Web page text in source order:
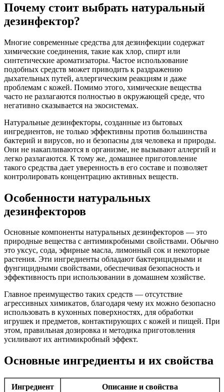
Почему стоит выбрать натуральный
дезинфектор?
Многие современные средства для дезинфекции содержат
химические соединения, такие как хлор, спирт или
синтетические ароматизаторы. Частое использование
подобных средств может приводить к раздражению
дыхательных путей, аллергическим реакциям и даже
проблемам с кожей. Помимо этого, химические вещества
часто не разлагаются полностью в окружающей среде, что
негативно сказывается на экосистемах.
Натуральные дезинфекторы, созданные из бытовых
ингредиентов, не только эффективны против большинства
бактерий и вирусов, но и безопасны для человека и природы.
Они не накапливаются в организме, не вызывают аллергий и
легко разлагаются. К тому же, домашнее приготовление
такого средства дает уверенность в его составе и позволяет
контролировать концентрацию активных веществ.
Особенности натуральных
дезинфекторов
Основные компоненты натуральных дезинфекторов — это
природные вещества с антимикробными свойствами. Обычно
это уксус, сода, эфирные масла, лимонный сок и некоторые
растения. Эти ингредиенты обладают бактерицидными и
фунгицидными свойствами, обеспечивая безопасность и
эффективность при использовании в домашнем хозяйстве.
Главное преимущество таких средств — отсутствие
агрессивных химикатов, благодаря чему их можно безопасно
использовать в кухонных поверхностях, для обработки
игрушек и предметов, контактирующих с кожей и пищей. При
этом, правильная дозировка и методика приготовления
усиливают их антимикробный эффект.
Основные ингредиенты и их свойства
Ингредиент Описание и свойства